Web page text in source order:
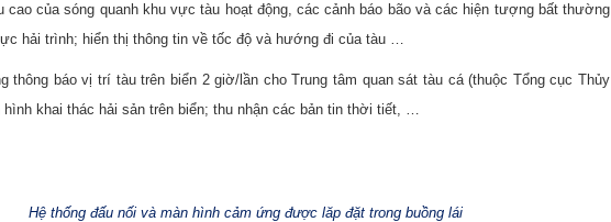
cao của sóng quanh khu vực tàu hoạt động, các cảnh báo bão và các hiện tượng bất thường
hải trình; hiển thị thông tin về tốc độ và hướng đi của tàu …
thông báo vị trí tàu trên biển 2 giờ/lần cho Trung tâm quan sát tàu cá (thuộc Tổng cục Thủy
hình khai thác hải sản trên biển; thu nhận các bản tin thời tiết, …
Hệ thống đấu nối và màn hình cảm ứng được lăp đặt trong buồng lái